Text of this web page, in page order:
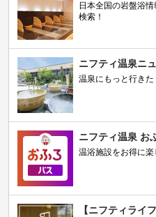
日本全国の岩盤浴
検索！
ニフティ温泉ニ
温泉にもっと行き
ニフティ温泉 お
温浴施設をお得に
【ニフティライ